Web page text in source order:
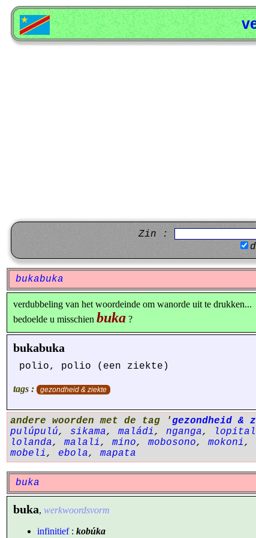
Zin :
bukabuka
verdubbeling van het woordeinde om wanorde uit te drukken...
bedoelde u misschien buka ?
bukabuka
polio, polio (een ziekte)
tags : gezondheid & ziekte
andere woorden met de tag 'gezondheid &
pulúpulú, sikama, maládi, nganga,
lolanda, malali, mino, mobosono, mokoni,
mobeli, ebola, mapata
buka
buka, werkwoordsvorm
infinitief: kobúka